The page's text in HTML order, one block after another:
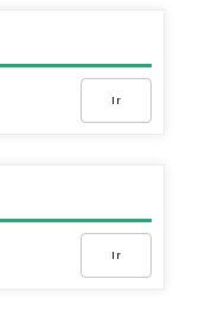
Ir
Ir